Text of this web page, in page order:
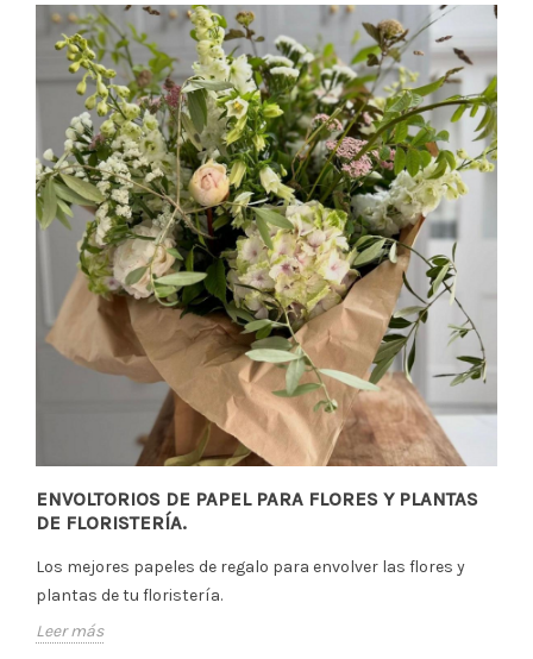
ENVOLTORIOS DE PAPEL PARA FLORES Y PLANTAS
DE FLORISTERÍA.
Los mejores papeles de regalo para envolver las flores y
plantas de tu floristería.
Leer más